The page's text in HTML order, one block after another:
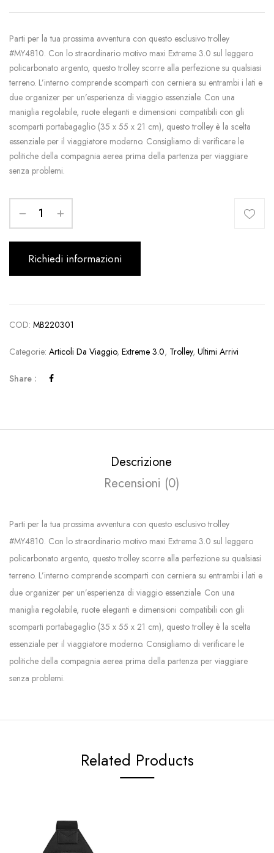
Parti per la tua prossima avventura con questo esclusivo trolley
#MY4810. Con lo straordinario motivo maxi Extreme 3.0 sul leggero
policarbonato argento, questo trolley scorre alla perfezione su qualsiasi
terreno. L’interno comprende scomparti con cerniera su entrambi i lati e
due organizer per un’esperienza di viaggio essenziale. Con una
maniglia regolabile, ruote eleganti e dimensioni compatibili con gli
scomparti portabagaglio (35 x 55 x 21 cm), questo trolley è la scelta
essenziale per il viaggiatore moderno. Consigliamo di verificare le
politiche della compagnia aerea prima della partenza per viaggiare
senza problemi.
Richiedi informazioni
COD: MB220301
Categorie: Articoli Da Viaggio, Extreme 3.0, Trolley, Ultimi Arrivi
Share :
Descrizione
Recensioni (0)
Parti per la tua prossima avventura con questo esclusivo trolley
#MY4810. Con lo straordinario motivo maxi Extreme 3.0 sul leggero
policarbonato argento, questo trolley scorre alla perfezione su qualsiasi
terreno. L’interno comprende scomparti con cerniera su entrambi i lati e
due organizer per un’esperienza di viaggio essenziale. Con una
maniglia regolabile, ruote eleganti e dimensioni compatibili con gli
scomparti portabagaglio (35 x 55 x 21 cm), questo trolley è la scelta
essenziale per il viaggiatore moderno. Consigliamo di verificare le
politiche della compagnia aerea prima della partenza per viaggiare
senza problemi.
Related Products